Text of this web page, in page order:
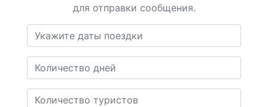
для отправки сообщения.